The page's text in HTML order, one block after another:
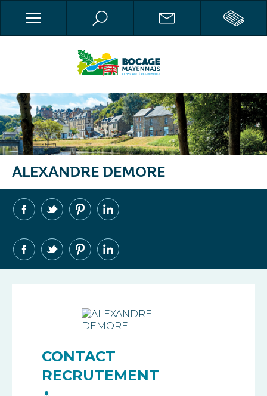
ALEXANDRE DEMORE
CONTACT
RECRUTEMENT